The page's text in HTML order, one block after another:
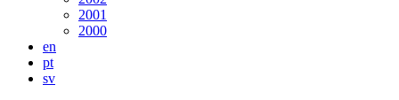
2001
2000
en
pt
sv